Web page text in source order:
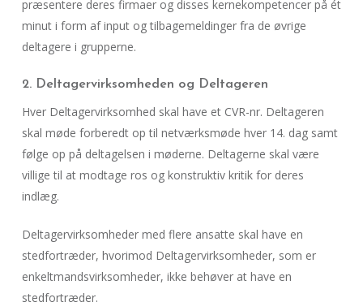
præsentere deres firmaer og disses kernekompetencer på ét
minut i form af input og tilbagemeldinger fra de øvrige
deltagere i grupperne.
2. Deltagervirksomheden og Deltageren
Hver Deltagervirksomhed skal have et CVR-nr. Deltageren
skal møde forberedt op til netværksmøde hver 14. dag samt
følge op på deltagelsen i møderne. Deltagerne skal være
villige til at modtage ros og konstruktiv kritik for deres
indlæg.
Deltagervirksomheder med flere ansatte skal have en
stedfortræder, hvorimod Deltagervirksomheder, som er
enkeltmandsvirksomheder, ikke behøver at have en
stedfortræder.